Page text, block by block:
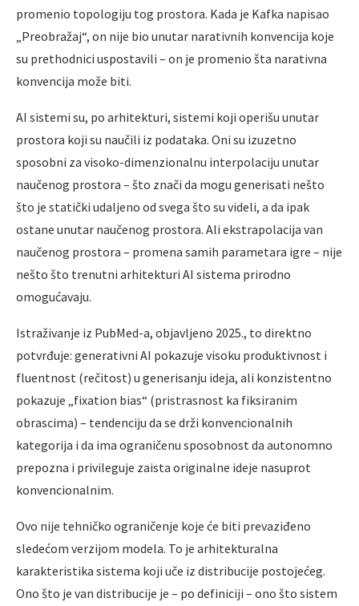
promenio topologiju tog prostora. Kada je Kafka napisao
„Preobražaj“, on nije bio unutar narativnih konvencija koje
su prethodnici uspostavili – on je promenio šta narativna
konvencija može biti.
AI sistemi su, po arhitekturi, sistemi koji operišu unutar
prostora koji su naučili iz podataka. Oni su izuzetno
sposobni za visoko-dimenzionalnu interpolaciju unutar
naučenog prostora – što znači da mogu generisati nešto
što je statički udaljeno od svega što su videli, a da ipak
ostane unutar naučenog prostora. Ali ekstrapolacija van
naučenog prostora – promena samih parametara igre – nije
nešto što trenutni arhitekturi AI sistema prirodno
omogućavaju.
Istraživanje iz PubMed-a, objavljeno 2025., to direktno
potvrđuje: generativni AI pokazuje visoku produktivnost i
fluentnost (rečitost) u generisanju ideja, ali konzistentno
pokazuje „fixation bias“ (pristrasnost ka fiksiranim
obrascima) – tendenciju da se drži konvencionalnih
kategorija i da ima ograničenu sposobnost da autonomno
prepozna i privileguje zaista originalne ideje nasuprot
konvencionalnim.
Ovo nije tehničko ograničenje koje će biti prevaziđeno
sledećom verzijom modela. To je arhitekturalna
karakteristika sistema koji uče iz distribucije postojećeg.
Ono što je van distribucije je – po definiciji – ono što sistem